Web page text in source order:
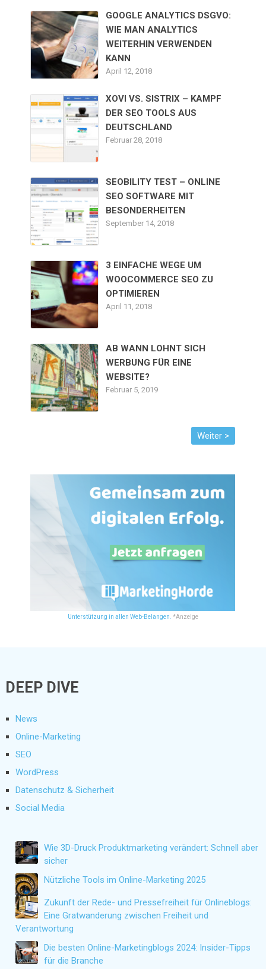
GOOGLE ANALYTICS DSGVO:
WIE MAN ANALYTICS
WEITERHIN VERWENDEN
KANN
April 12, 2018
XOVI VS. SISTRIX – KAMPF
DER SEO TOOLS AUS
DEUTSCHLAND
Februar 28, 2018
SEOBILITY TEST – ONLINE
SEO SOFTWARE MIT
BESONDERHEITEN
September 14, 2018
3 EINFACHE WEGE UM
WOOCOMMERCE SEO ZU
OPTIMIEREN
April 11, 2018
AB WANN LOHNT SICH
WERBUNG FÜR EINE
WEBSITE?
Februar 5, 2019
Unterstützung in allen Web-Belangen. *Anzeige
DEEP DIVE
News
Online-Marketing
SEO
WordPress
Datenschutz & Sicherheit
Social Media
Wie 3D-Druck Produktmarketing verändert: Schnell aber
sicher
Nützliche Tools im Online-Marketing 2025
Zukunft der Rede- und Pressefreiheit für Onlineblogs:
Eine Gratwanderung zwischen Freiheit und
Verantwortung
Die besten Online-Marketingblogs 2024: Insider-Tipps
für die Branche